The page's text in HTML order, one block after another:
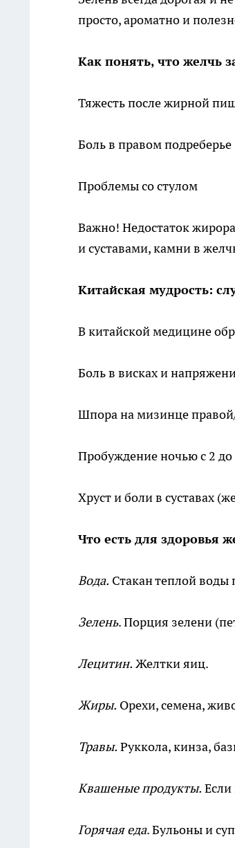
просто, ароматно и
Как понять, что желчь
Тяжесть после жирной
Боль в правом подреберье
Проблемы со стулом
Важно! Недостаток
и суставами, камни в
Китайская мудрость:
В китайской медицине
Боль в висках и
Шпора на мизинце
Пробуждение ночью с 2
Хруст и боли в суставах
Что есть для здоровья
Вода. Стакан теплой
Зелень. Порция зелени
Лецитин. Желтки яиц.
Жиры. Орехи, семена,
Травы. Руккола, кинза,
Квашеные продукты. Если
Горячая еда. Бульоны и